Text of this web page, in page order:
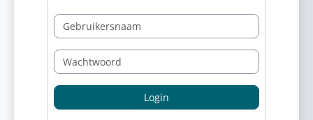
Gebruikersnaam
Wachtwoord
Login